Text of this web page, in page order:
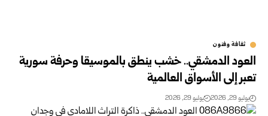
ثقافة وفنون
العود الدمشقي.. خشب ينطق بالموسيقا وحرفة سورية
تعبر إلى الأسواق العالمية
يوليو 29, 2026 يوليو 29, 2026